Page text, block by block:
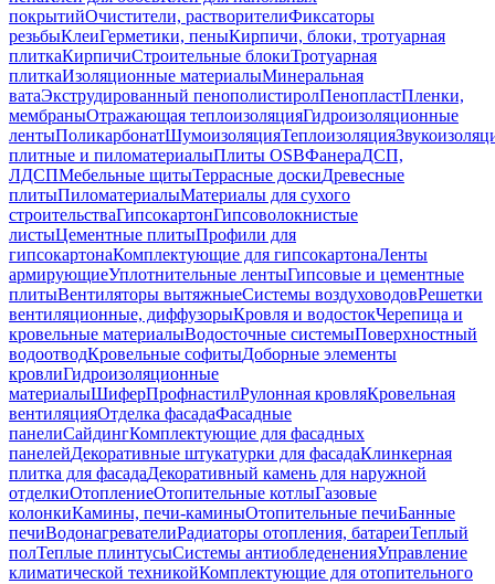
покрытийОчистители, растворителиФиксаторы
резьбыКлеиГерметики, пеныКирпичи, блоки, тротуарная
плиткаКирпичиСтроительные блокиТротуарная
плиткаИзоляционные материалыМинеральная
ватаЭкструдированный пенополистиролПенопластПленки,
мембраныОтражающая теплоизоляцияГидроизоляционные
лентыПоликарбонатШумоизоляцияТеплоизоляция
плитные и пиломатериалыПлиты OSBФанераДСП,
ЛДСПМебельные щитыТеррасные доскиДревесные
плитыПиломатериалыМатериалы для сухого
строительстваГипсокартонГипсоволокнистые
листыЦементные плитыПрофили для
гипсокартонаКомплектующие для гипсокартонаЛенты
армирующиеУплотнительные лентыГипсовые и цементные
плитыВентиляторы вытяжныеСистемы воздуховодовРешетки
вентиляционные, диффузорыКровля и водостокЧерепица и
кровельные материалыВодосточные системыПоверхностный
водоотводКровельные софитыДоборные элементы
кровлиГидроизоляционные
материалыШиферПрофнастилРулонная кровляКровельная
вентиляцияОтделка фасадаФасадные
панелиСайдингКомплектующие для фасадных
панелейДекоративные штукатурки для фасадаКлинкерная
плитка для фасадаДекоративный камень для наружной
отделкиОтоплениеОтопительные котлыГазовые
колонкиКамины, печи-каминыОтопительные печиБанные
печиВодонагревателиРадиаторы отопления, батареиТеплый
полТеплые плинтусыСистемы антиобледененияУправление
климатической техникойКомплектующие для отопительного